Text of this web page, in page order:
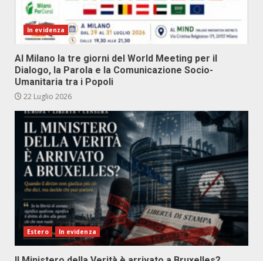
In evidenza
Al Milano la tre giorni del World Meeting per il
Dialogo, la Parola e la Comunicazione Socio-
Umanitaria tra i Popoli
22 Luglio 2026
Estero In evidenza